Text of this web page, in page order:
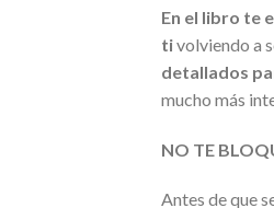
En el libro te
tivolviendo a
detallados
mucho más
NO TE
Antes de que